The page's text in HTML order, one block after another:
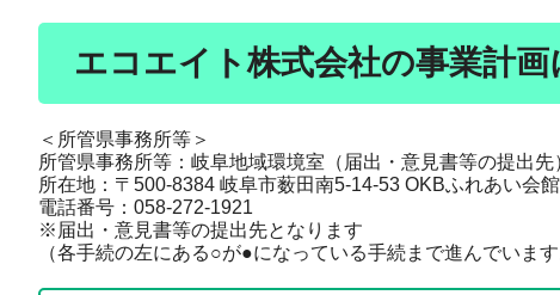
エコエイト株式会社の事業計
＜所管県事務所等＞
所管県事務所等：岐阜地域環境室（届出・意見書等の提出先
所在地：〒500-8384 岐阜市薮田南5-14-53 OKBふれあい会
電話番号：058-272-1921
※届出・意見書等の提出先となります
（各手続の左にある○が●になっている手続まで進んでいます